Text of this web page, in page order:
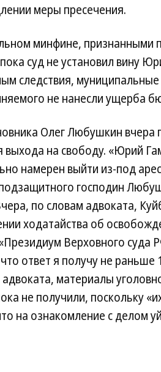
меры пресечения.
минфине, признанными
суд не установил вину
следствия,
не нанесли ущерба
Олег Любушкин вчера
на свободу. «Юрий
намерен выйти из-под
господин
по словам адвоката,
ходатайства об
Верховного суда
ответ я получу не раньше
материалы
не получили, поскольку
на ознакомление с делом